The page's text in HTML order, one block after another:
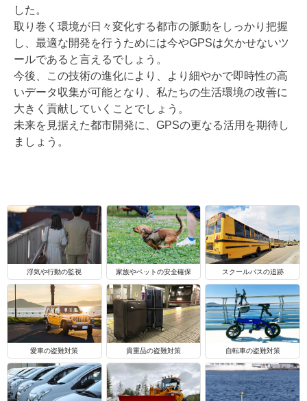
した。
取り巻く環境が日々変化する都市の脈動をしっかり把握
し、最適な開発を行うためには今やGPSは欠かせないツ
ールであると言えるでしょう。
今後、この技術の進化により、より細やかで即時性の高
いデータ収集が可能となり、私たちの生活環境の改善に
大きく貢献していくことでしょう。
未来を見据えた都市開発に、GPSの更なる活用を期待し
ましょう。
浮気や行動の監視 家族やペットの安全確保 スクールバスの追跡
愛車の盗難対策 貴重品の盗難対策 自転車の盗難対策